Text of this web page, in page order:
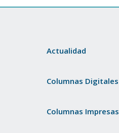
Actualidad
Columnas Digitales
Columnas Impresas